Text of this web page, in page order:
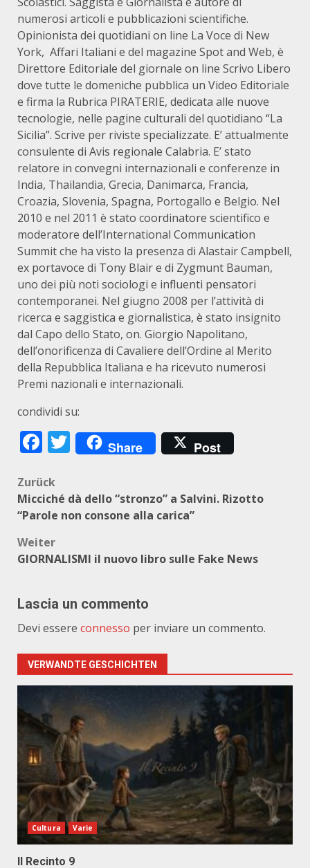
numerosi articoli e pubblicazioni scientifiche.
Opinionista dei quotidiani on line La Voce di New
York, Affari Italiani e del magazine Spot and Web, è
Direttore Editoriale del giornale on line Scrivo Libero
dove tutte le domeniche pubblica un Video Editoriale
e firma la Rubrica PIRATERIE, dedicata alle nuove
tecnologie, nelle pagine culturali del quotidiano “La
Sicilia”. Scrive per riviste specializzate. E’ attualmente
consulente di Avis regionale Calabria. E’ stato
relatore in convegni internazionali e conferenze in
India, Thailandia, Grecia, Danimarca, Francia,
Croazia, Slovenia, Spagna, Portogallo e Belgio. Nel
2010 e nel 2011 è stato coordinatore scientifico e
moderatore dell’International Communication
Summit che ha visto la presenza di Alastair Campbell,
ex portavoce di Tony Blair e di Zygmunt Bauman,
uno dei più noti sociologi e influenti pensatori
contemporanei. Nel giugno 2008 per l’attività di
ricerca e saggistica e giornalistica, è stato insignito
dal Capo dello Stato, on. Giorgio Napolitano,
dell’onorificenza di Cavaliere dell’Ordine al Merito
della Repubblica Italiana e ha ricevuto numerosi
Premi nazionali e internazionali.
condividi su:
Facebook
Twitter
Share Post
Beitragsnavigation
Zurück
Micciché dà dello “stronzo” a Salvini. Rizotto
“Parole non consone alla carica”
Weiter
GIORNALISMI il nuovo libro sulle Fake News
Lascia un commento
Devi essere connesso per inviare un commento.
VERWANDTE GESCHICHTEN
Cultura Varie
Il Recinto 9